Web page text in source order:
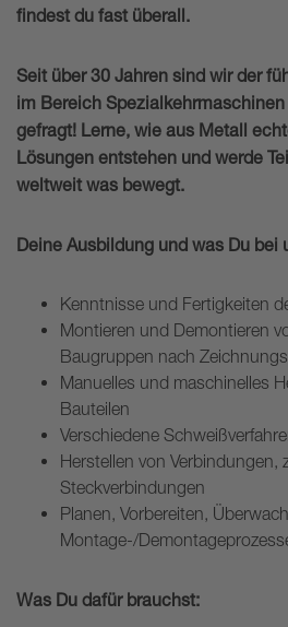
findest du fast überall.
Seit über 30 Jahren sind wir der
im Bereich
gefragt! Lerne, wie aus Metall
Lösungen entstehen und werde
weltweit was bewegt.
Deine Ausbildung und was Du bei
Kenntnisse und Fertigkeiten
Montieren und Demontieren
Baugruppen nach
Manuelles und maschinelles
Bauteilen
Verschiedene
Herstellen von Verbindungen,
Steckverbindungen
Planen, Vorbereiten,
Montage-/
Was Du dafür brauchst: